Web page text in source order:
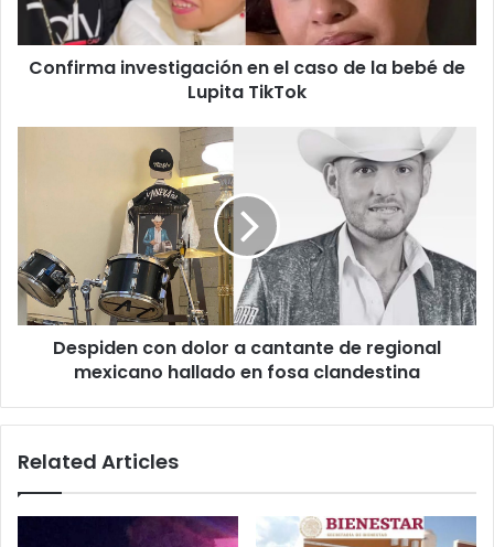
bebé
de
Lupita
Confirma investigación en el caso de la bebé de
Lupita TikTok
de
regional
mexicano
hallado
Despiden con dolor a cantante de regional
mexicano hallado en fosa clandestina
Related Articles